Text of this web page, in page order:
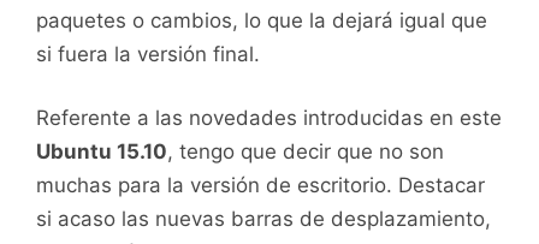
paquetes o cambios, lo que la dejará igual que
si fuera la versión final.
Referente a las novedades introducidas en este
Ubuntu 15.10, tengo que decir que no son
muchas para la versión de escritorio. Destacar
si acaso las nuevas barras de desplazamiento,